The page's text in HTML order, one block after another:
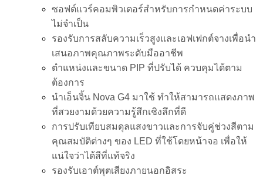
ซอฟต์แวร์คอมพิวเตอร์สำหรับการกำหนดค่าระบบ
ไม่จำเป็น
รองรับการสลับความเร็วสูงและเอฟเฟกต์จางเพื่อนำ
เสนอภาพคุณภาพระดับมืออาชีพ
ตำแหน่งและขนาด PIP ที่ปรับได้ ควบคุมได้ตาม
ต้องการ
นำเอ็นจิ้น Nova G4 มาใช้ ทำให้สามารถแสดงภาพ
ที่สวยงามด้วยความรู้สึกเชิงลึกที่ดี
การปรับเทียบสมดุลแสงขาวและการจับคู่ช่วงสีตาม
คุณสมบัติต่างๆ ของ LED ที่ใช้โดยหน้าจอ เพื่อให้
แน่ใจว่าได้สีที่แท้จริง
รองรับเอาต์พุตเสียงภายนอกอิสระ